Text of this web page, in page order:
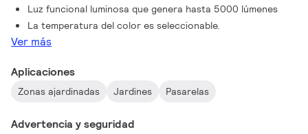
Luz funcional luminosa que genera hasta 5000 lúmenes
La temperatura del color es seleccionable.
Ver más
Aplicaciones
Zonas ajardinadas Jardines Pasarelas
Advertencia y seguridad